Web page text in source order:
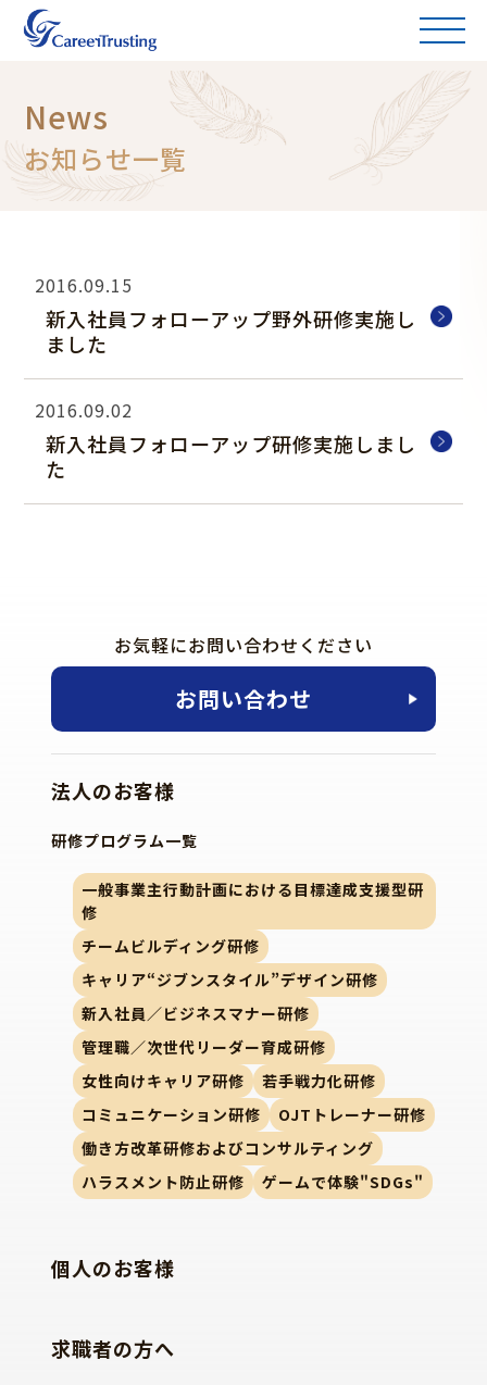
News
お知らせ一覧
2016.09.15
新入社員フォローアップ野外研修実施し
ました
2016.09.02
新入社員フォローアップ研修実施しまし
た
お気軽にお問い合わせください
お問い合わせ
法人のお客様
研修プログラム一覧
一般事業主行動計画における目標達成支援型研
修
チームビルディング研修
キャリア“ジブンスタイル”デザイン研修
新入社員／ビジネスマナー研修
管理職／次世代リーダー育成研修
女性向けキャリア研修
若手戦力化研修
コミュニケーション研修
OJTトレーナー研修
働き方改革研修およびコンサルティング
ハラスメント防止研修
ゲームで体験"SDGs"
個人のお客様
求職者の方へ